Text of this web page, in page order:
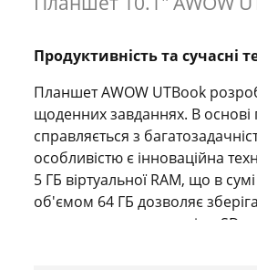
Продуктивність та сучасні
Планшет AWOW UTBook
щоденних завданнях. В
справляється з
особливістю є інноваційна
5 ГБ віртуальної RAM, що в
об'ємом 64 ГБ дозволяє
встановлення карти microSD